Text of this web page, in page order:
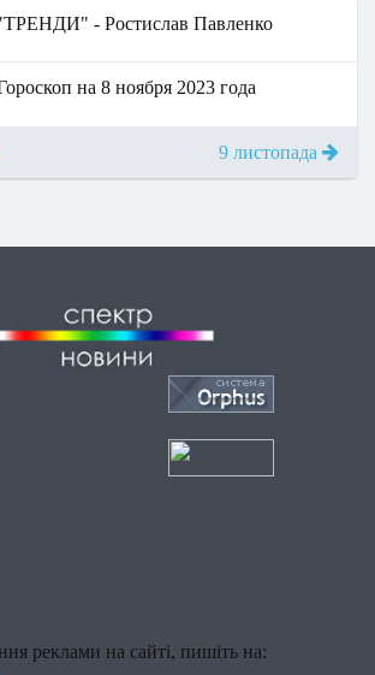
- Ростислав Павленко
на 8 ноября 2023 года
9 листопада
реклами на сайті, пишіть на: